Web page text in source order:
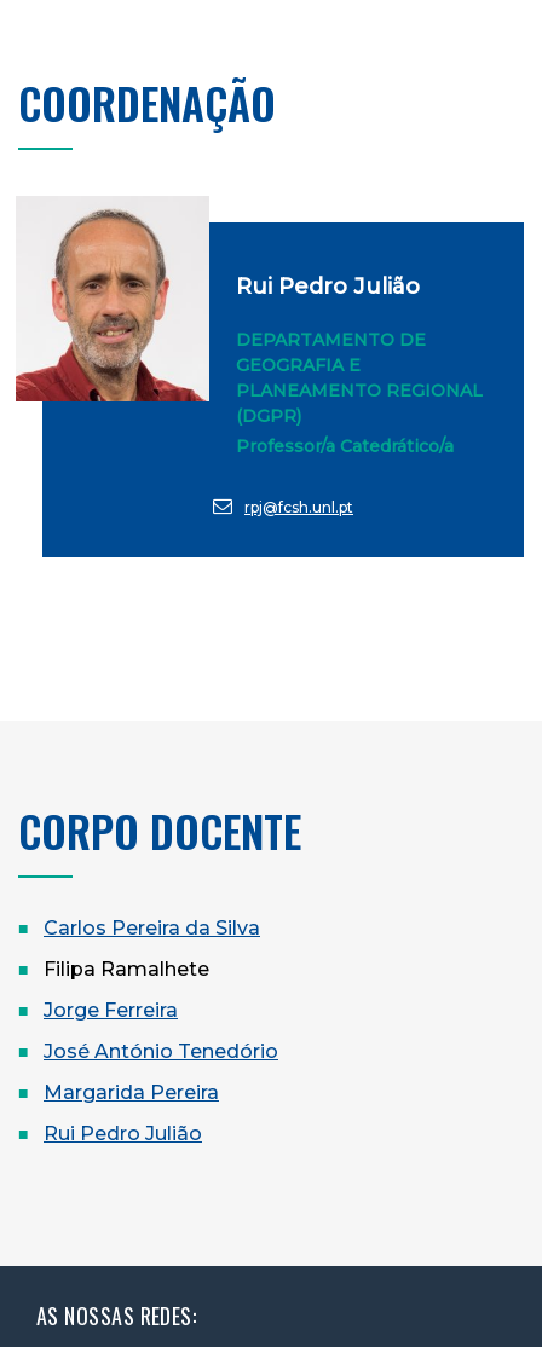
COORDENAÇÃO
Rui Pedro Julião
DEPARTAMENTO DE
GEOGRAFIA E
PLANEAMENTO REGIONAL
(DGPR)
Professor/a Catedrático/a
rpj@fcsh.unl.pt
CORPO DOCENTE
Carlos Pereira da Silva
Filipa Ramalhete
Jorge Ferreira
José António Tenedório
Margarida Pereira
Rui Pedro Julião
AS NOSSAS REDES: